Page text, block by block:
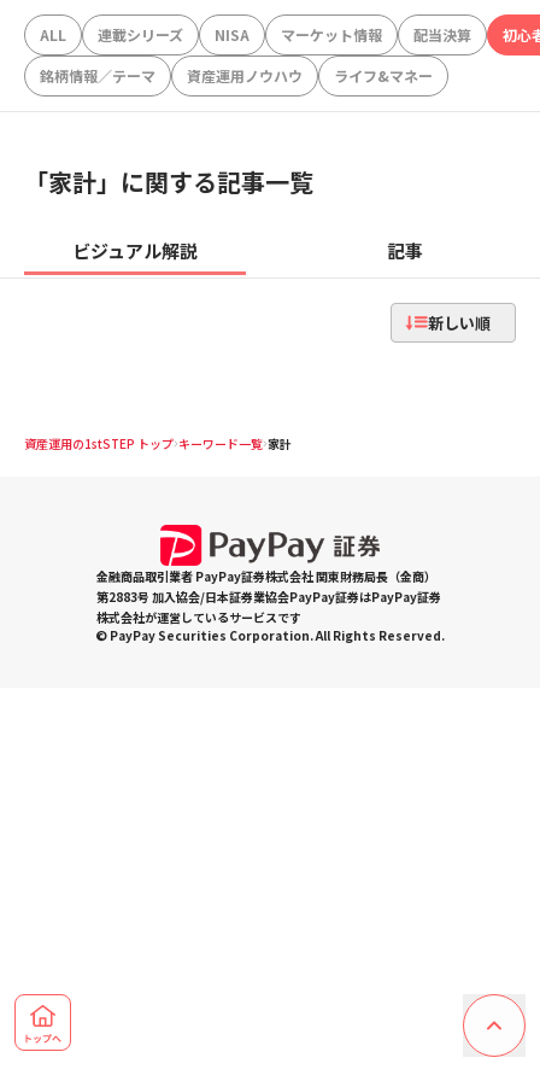
ALL 連載シリーズ NISA マーケット情報 配当決算
初心
銘柄情報／テーマ
資産運用ノウハウ ライフ&マネー
「家計」に関する記事一覧
ビジュアル解説 記事
新しい順
資産運用の1stSTEP トップ キーワード一覧 家計
金融商品取引業者 PayPay証券株式会社 関東財務局長（金商）
第2883号 加入協会/日本証券業協会PayPay証券はPayPay証券
株式会社が運営しているサービスです
© PayPay Securities Corporation. All Rights Reserved.